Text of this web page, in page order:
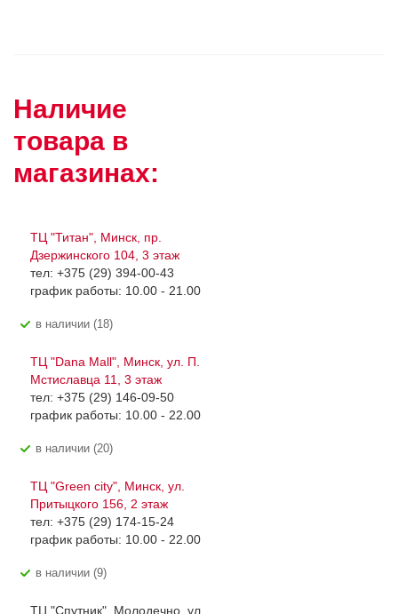
Наличие
товара в
магазинах:
ТЦ "Титан", Минск, пр.
Дзержинского 104, 3 этаж
тел: +375 (29) 394-00-43
график работы: 10.00 - 21.00
В наличии (18)
ТЦ "Dana Mall", Минск, ул. П.
Мстиславца 11, 3 этаж
тел: +375 (29) 146-09-50
график работы: 10.00 - 22.00
В наличии (20)
ТЦ "Green city", Минск, ул.
Притыцкого 156, 2 этаж
тел: +375 (29) 174-15-24
график работы: 10.00 - 22.00
В наличии (9)
ТЦ "Спутник", Молодечно, ул.